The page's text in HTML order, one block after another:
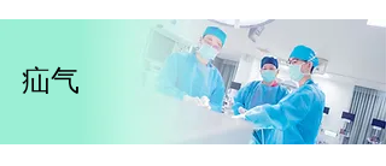
疝气